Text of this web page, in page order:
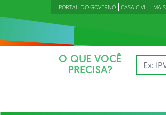
PORTAL DO GOVERNO CASA CIVIL
O QUE VOCÊ
PRECISA?